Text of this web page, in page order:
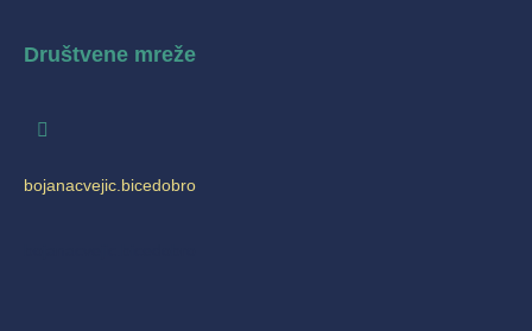
Društvene mreže
bojanacvejic.bicedobro